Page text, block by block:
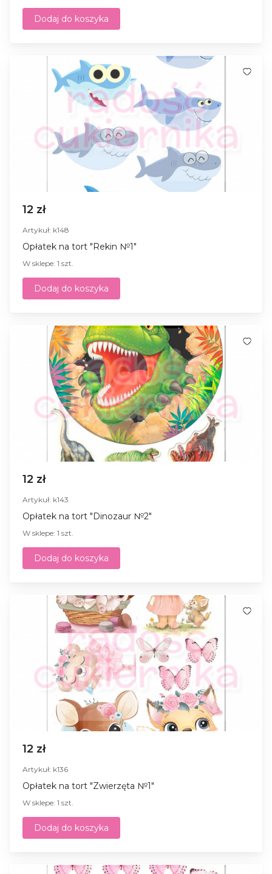
Dodaj do koszyka
12 zł
Artykuł: k148
Opłatek na tort "Rekin №1"
W sklepe: 1 szt.
Dodaj do koszyka
12 zł
Artykuł: k143
Opłatek na tort "Dinozaur №2"
W sklepe: 1 szt.
Dodaj do koszyka
12 zł
Artykuł: k136
Opłatek na tort "Zwierzęta №1"
W sklepe: 1 szt.
Dodaj do koszyka